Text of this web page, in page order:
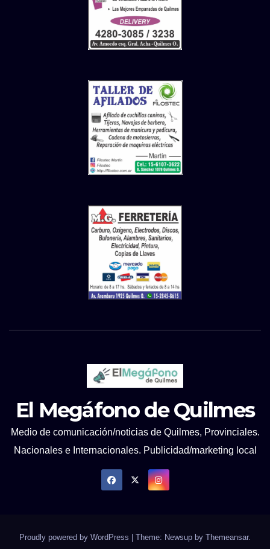
El Megáfono de Quilmes
Medio de comunicación/noticias de Quilmes, Provinciales.
Nacionales e Internacionales. Publicidad/marketing local
Proudly powered by WordPress Theme: Newsup by Themeansar.